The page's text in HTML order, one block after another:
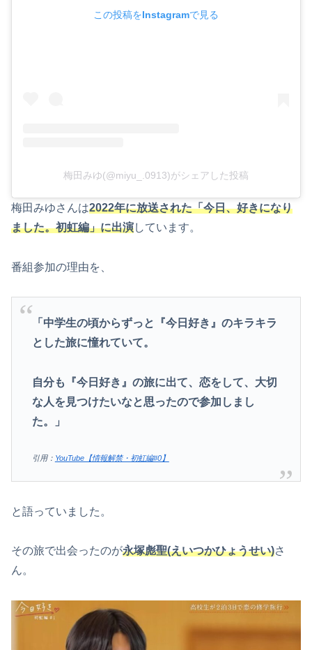
この投稿をInstagramで見る
梅田みゆ(@miyu_.0913)がシェアした投稿
梅田みゆさんは2022年に放送された「今日、好きになり
ました。初虹編」に出演しています。
番組参加の理由を、
「中学生の頃からずっと『今日好き』のキラキラ
とした旅に憧れていて。
自分も『今日好き』の旅に出て、恋をして、大切
な人を見つけたいなと思ったので参加しまし
た。」
引用： YouTube【情報解禁・初虹編#0】
と語っていました。
その旅で出会ったのが永塚彪聖(えいつかひょうせい)さ
ん。